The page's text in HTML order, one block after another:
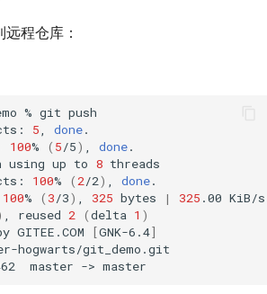
程仓库：
% git push
5, done.
100% ( 5/5) , done.
using up to 8 threads
100% (2/2) , done.
100% ( 3/3) , 325 bytes | 325 .00 KiB/
, reused 2 (delta 1 )
GITEE.COM [GNK-6.4]
master ->